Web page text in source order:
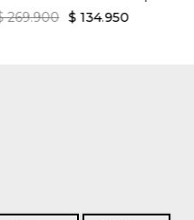
269.900 $ 134.950